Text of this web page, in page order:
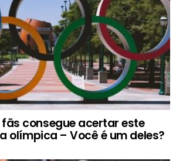
fãs consegue acertar este
olímpica – Você é um deles?